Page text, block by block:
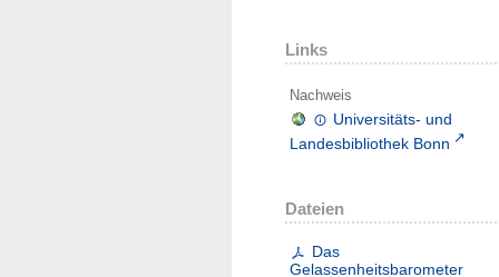
Links
Nachweis
Universitäts- und
Landesbibliothek Bonn
Dateien
Das
Gelassenheitsbarometer